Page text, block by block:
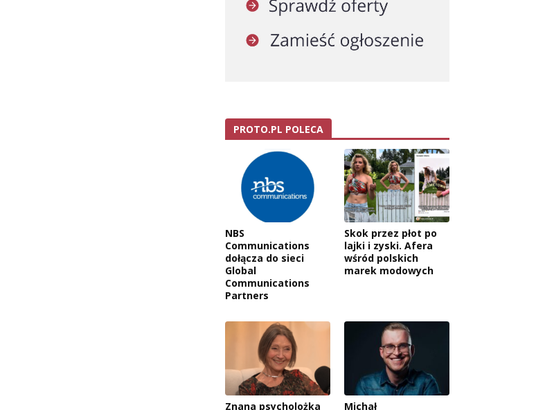
PROTO.PL POLECA
NBS
Communications
dołącza do sieci
Global
Communications
Partners
Skok przez płot po
lajki i zyski. Afera
wśród polskich
marek modowych
Znana psycholożka
Michał